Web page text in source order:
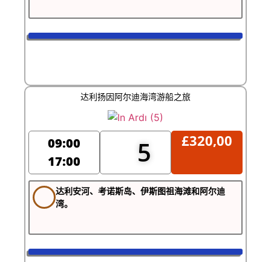
达利扬因阿尔迪海湾游船之旅
09:00
17:00
5 £320,00
达利安河、考诺斯岛、伊斯图祖海滩和阿尔迪
湾。